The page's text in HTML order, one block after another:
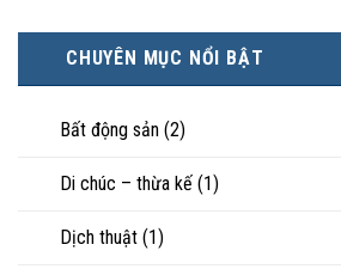
nào?
trực
tiếp
nuôi
hạnh
phúc:
Góc
tài
sản
CHUYÊN MỤC NỔI BẬT
Bất động sản (2)
Di chúc – thừa kế (1)
Dịch thuật (1)